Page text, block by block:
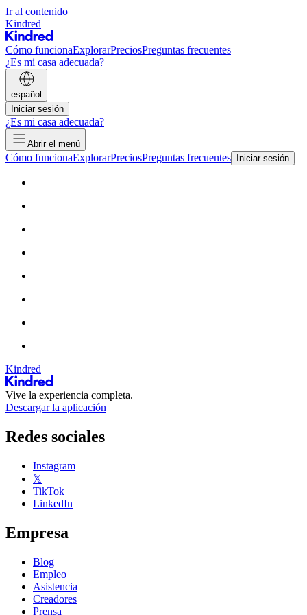
Ir al contenido
Kindred
Cómo funcionaExplorarPreciosPreguntas frecuentes
¿Es mi casa adecuada?
español
Iniciar sesión
¿Es mi casa adecuada?
Abrir el menú
Cómo funcionaExplorarPreciosPreguntas frecuentes Iniciar sesión
Kindred
Vive la experiencia completa.
Descargar la aplicación
Redes sociales
Instagram
𝕏
TikTok
LinkedIn
Empresa
Blog
Empleo
Asistencia
Creadores
Prensa